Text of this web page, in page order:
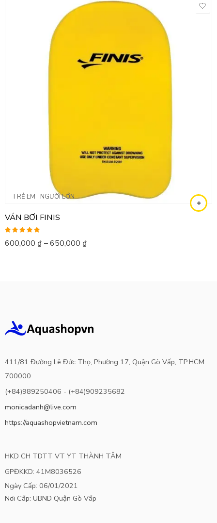
TRẺ EM NGƯỜI LỚN
VÁN BƠI FINIS
Được xếp
hạng5.005
600,000 ₫ –650,000 ₫
411/81 Đường Lê Đức Thọ, Phường 17, Quận Gò Vấp, TP.HCM
700000
(+84)989250406 - (+84)909235682
monicadanh@live.com
https://aquashopvietnam.com
HKD CH TDTT VT YT THÀNH TÂM
GPĐKKD: 41M8036526
Ngày Cấp: 06/01/2021
Nơi Cấp: UBND Quận Gò Vấp